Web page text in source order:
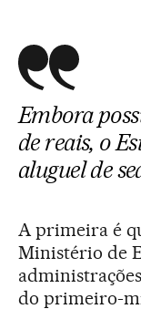
Embora
de reais, o
aluguel de
A primeira é
Ministério de
do primeiro-